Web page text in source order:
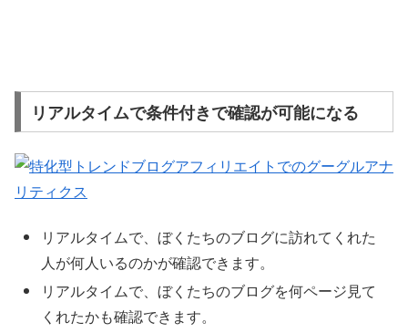
リアルタイムで条件付きで確認が可能になる
リアルタイムで、ぼくたちのブログに訪れてくれた
人が何人いるのかが確認できます。
リアルタイムで、ぼくたちのブログを何ページ見て
くれたかも確認できます。